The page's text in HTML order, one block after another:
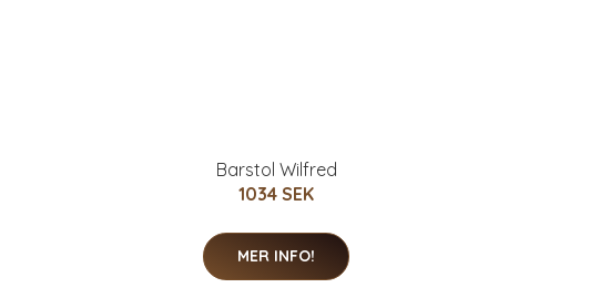
Barstol Wilfred
1034 SEK
MER INFO!